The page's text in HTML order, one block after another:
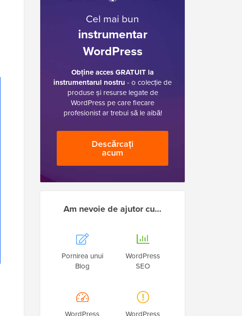
Cel mai bun
instrumentar
WordPress
Obține acces GRATUIT la
instrumentarul nostru - o colecție de
produse și resurse legate de
WordPress pe care fiecare
profesionist ar trebui să le aibă!
Descărcați
acum
Am nevoie de ajutor cu…
Pornirea unui
Blog
WordPress
SEO
WordPress
WordPress